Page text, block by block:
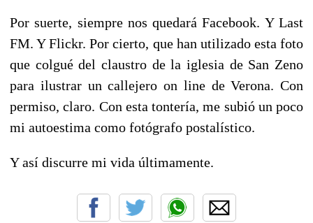
Por suerte, siempre nos quedará Facebook. Y Last
FM. Y Flickr. Por cierto, que han utilizado esta foto
que colgué del claustro de la iglesia de San Zeno
para ilustrar un callejero on line de Verona. Con
permiso, claro. Con esta tontería, me subió un poco
mi autoestima como fotógrafo postalístico.
Y así discurre mi vida últimamente.